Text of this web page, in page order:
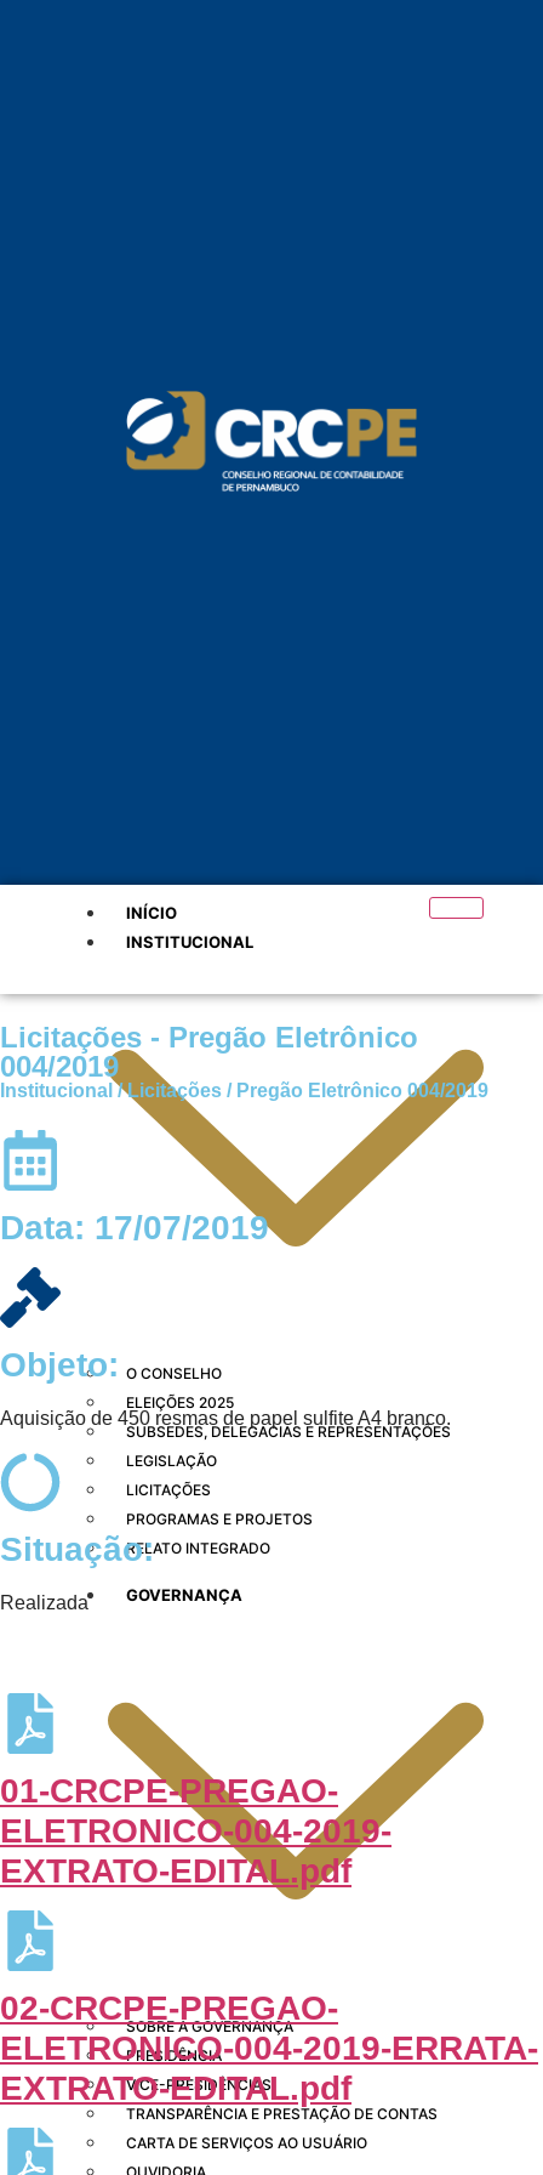
INÍCIO
INSTITUCIONAL
O CONSELHO
ELEIÇÕES 2025
SUBSEDES, DELEGACIAS E REPRESENTAÇÕES
LEGISLAÇÃO
LICITAÇÕES
PROGRAMAS E PROJETOS
RELATO INTEGRADO
GOVERNANÇA
SOBRE A GOVERNANÇA
PRESIDÊNCIA
VICE-PRESIDÊNCIAS
TRANSPARÊNCIA E PRESTAÇÃO DE CONTAS
CARTA DE SERVIÇOS AO USUÁRIO
Licitações - Pregão Eletrônico
004/2019
Institucional / Licitações / Pregão Eletrônico 004/2019
Data: 17/07/2019
Objeto:
Aquisição de 450 resmas de papel sulfite A4 branco.
Situação:
Realizada
01-CRCPE-PREGAO-
ELETRONICO-004-2019-
EXTRATO-EDITAL.pdf
02-CRCPE-PREGAO-
ELETRONICO-004-2019-ERRATA-
EXTRATO-EDITAL.pdf